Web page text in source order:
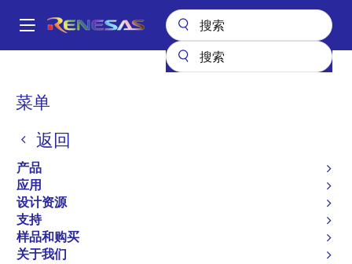
到
Main
菜单
返回
产品
应用
设计资源
支持
样品和购买
关于我们
面
屑
自带防护功能的智能功率器件 RAJ2800044H12HPF
RAJ2800044H12HPF
有效
用于汽车应用的智能电源器件